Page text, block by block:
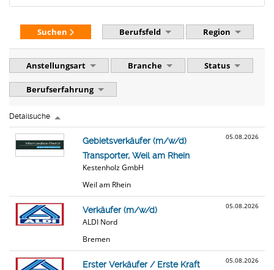
Suchen Berufsfeld Region
Anstellungsart Branche Status
Berufserfahrung
Detailsuche
05.08.2026
Gebietsverkäufer (m/w/d)
Transporter, Weil am Rhein
Kestenholz GmbH
Weil am Rhein
05.08.2026
Verkäufer (m/w/d)
ALDI Nord
Bremen
05.08.2026
Erster Verkäufer / Erste Kraft